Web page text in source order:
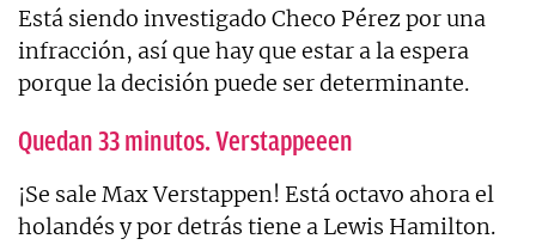
Está siendo investigado Checo Pérez por una
infracción, así que hay que estar a la espera
porque la decisión puede ser determinante.
Quedan 33 minutos. Verstappeeen
¡Se sale Max Verstappen! Está octavo ahora el
holandés y por detrás tiene a Lewis Hamilton.